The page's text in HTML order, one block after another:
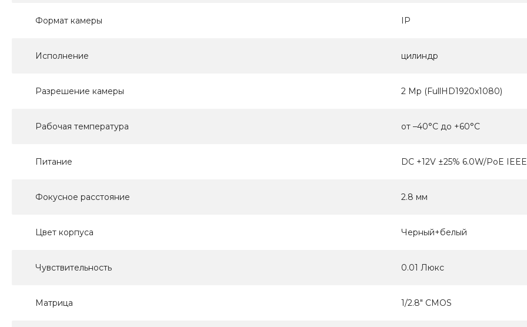
Формат камеры IP
Исполнение цилиндр
Разрешение камеры 2 Mp (FullHD1920x1080)
Рабочая температура от –40°C до +60°C
Питание DC +12V ±25% 6.0W/PoE
Фокусное расстояние 2.8 мм
Цвет корпуса Черный+белый
Чувствительность 0.01 Люкс
Матрица 1/2.8" CMOS